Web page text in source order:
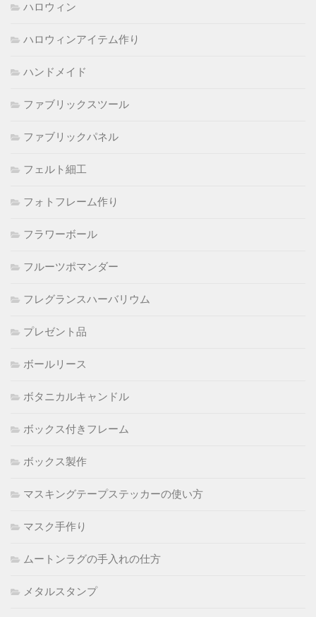
ハロウィン
ハロウィンアイテム作り
ハンドメイド
ファブリックスツール
ファブリックパネル
フェルト細工
フォトフレーム作り
フラワーボール
フルーツポマンダー
フレグランスハーバリウム
プレゼント品
ボールリース
ボタニカルキャンドル
ボックス付きフレーム
ボックス製作
マスキングテープステッカーの使い方
マスク手作り
ムートンラグの手入れの仕方
メタルスタンプ